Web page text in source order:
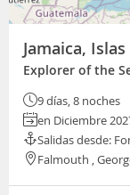
Jamaica,
Explorer of the
9 días, 8 noches
en Diciembre
Salidas desde:
Falmouth ,